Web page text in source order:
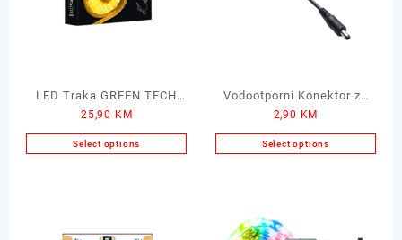
LED Traka GREEN TECH
5m sa Adapterom 60LED
25,90 KM
Select options
Vodootporni Konektor za
LED Traku 15cm
2,90 KM
Select options